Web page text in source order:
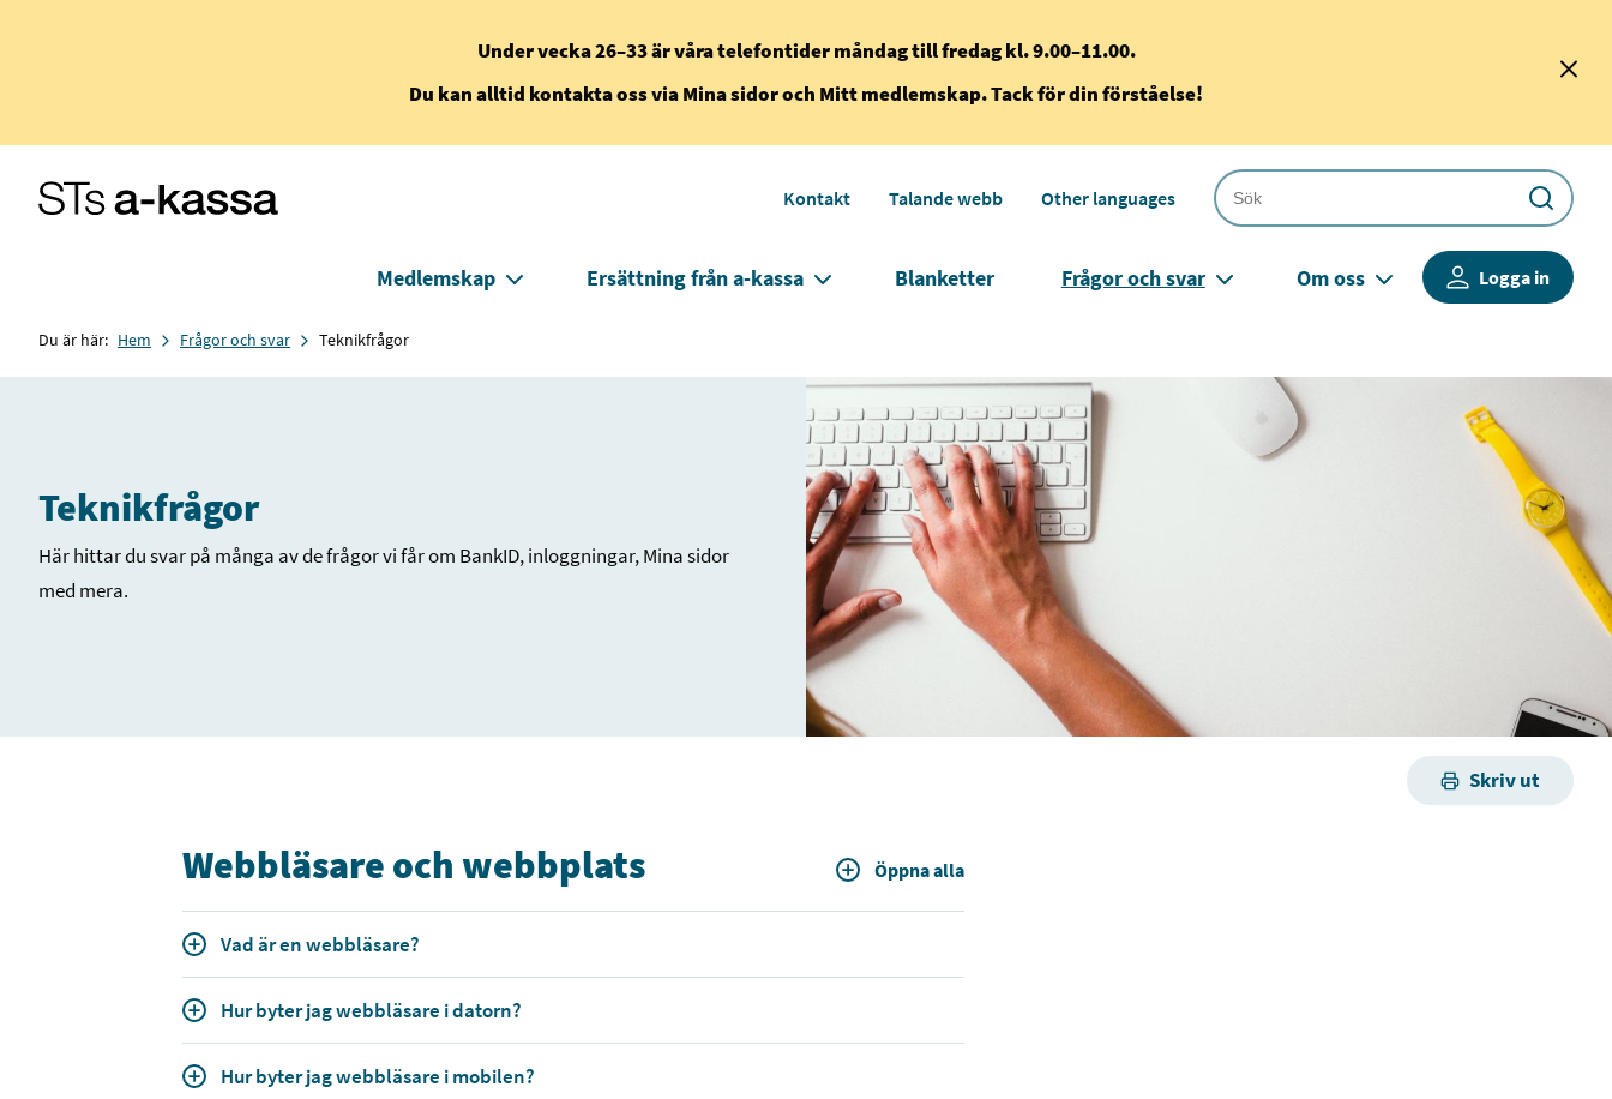
Under vecka 26–33 är våra telefontider måndag till fredag kl. 9.00–11.00.
Du kan alltid kontakta oss via Mina sidor och Mitt medlemskap. Tack för din förståelse!
Kontakt Talande webb Other languages
Medlemskap Ersättning från a-kassa Blanketter Frågor och svar Om oss Logga in
Du är här: Hem Frågor och svar Teknikfrågor
Teknikfrågor
Här hittar du svar på många av de frågor vi får om BankID, inloggningar, Mina sidor
med mera.
Skriv ut
Webbläsare och webbplats Öppna alla
Vad är en webbläsare?
Hur byter jag webbläsare i datorn?
Hur byter jag webbläsare i mobilen?